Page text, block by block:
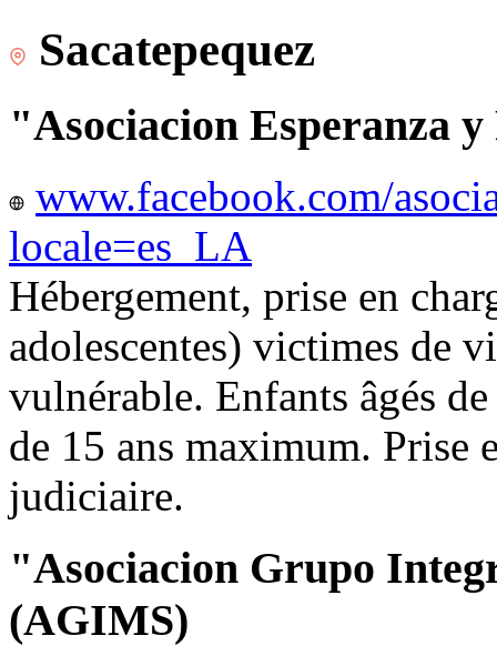
Sacatepequez
"Asociacion Esperanza
www.facebook.com/
locale=es_LA
Hébergement, prise en
adolescentes) victimes de
vulnérable. Enfants âgés
de 15 ans maximum. Prise
judiciaire.
"Asociacion Grupo
(AGIMS)